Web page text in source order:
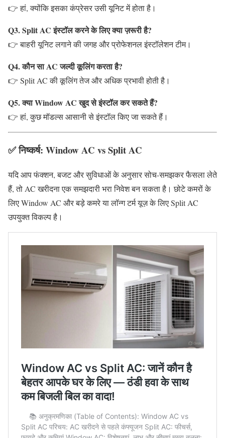
👉 हां, क्योंकि इसका कंप्रेसर उसी यूनिट में होता है।
Q3. Split AC इंस्टॉल करने के लिए क्या ज़रूरी है?
👉 बाहरी यूनिट लगाने की जगह और प्रोफेशनल इंस्टॉलेशन टीम।
Q4. कौन सा AC जल्दी कूलिंग करता है?
👉 Split AC की कूलिंग तेज और अधिक प्रभावी होती है।
Q5. क्या Window AC खुद से इंस्टॉल कर सकते हैं?
👉 हां, कुछ मॉडल्स आसानी से इंस्टॉल किए जा सकते हैं।
✅निष्कर्ष: Window AC vs Split AC
यदि आप फंक्शन, बजट और सुविधाओं के अनुसार सोच-समझकर फैसला लेते
हैं, तो AC खरीदना एक समझदारी भरा निवेश बन सकता है। छोटे कमरों के
लिए Window AC और बड़े कमरे या लॉन्ग टर्म यूज़ के लिए Split AC
उपयुक्त विकल्प है।